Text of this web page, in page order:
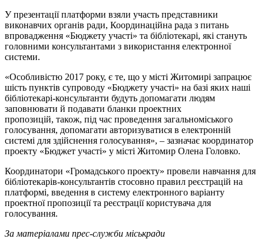
У презентації платформи взяли участь представники
виконавчих органів ради, Координаційна рада з питань
впровадження «Бюджету участі» та бібліотекарі, які стануть
головними консультантами з використання електронної
системи.
«Особливістю 2017 року, є те, що у місті Житомирі запрацює
шість пунктів супроводу «Бюджету участі» на базі яких наші
бібліотекарі-консультанти будуть допомагати людям
заповнювати й подавати бланки проектних
пропозицій, також, під час проведення загальноміського
голосування, допомагати авторизуватися в електронній
системі для здійснення голосування», – зазначає координатор
проекту «Бюджет участі» у місті Житомир Олена Головко.
Координатори «Громадського проекту» провели навчання для
бібліотекарів-консультантів стосовно правил реєстрацій на
платформі, введення в систему електронного варіанту
проектної пропозиції та реєстрації користувача для
голосування.
За матеріалами прес-служби міськради